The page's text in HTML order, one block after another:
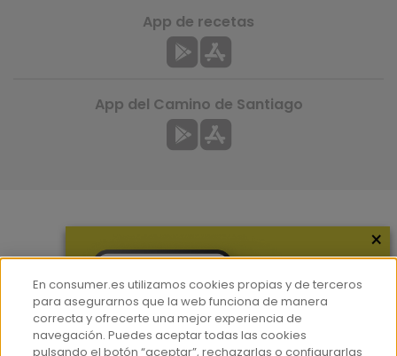
Hemeroteca
Contacto
App de recetas
App del Camino de Santiago
×
En consumer.es utilizamos cookies propias y de terceros
para asegurarnos que la web funciona de manera
correcta y ofrecerte una mejor experiencia de
navegación. Puedes aceptar todas las cookies
pulsando el botón “aceptar”, rechazarlas o configurarlas